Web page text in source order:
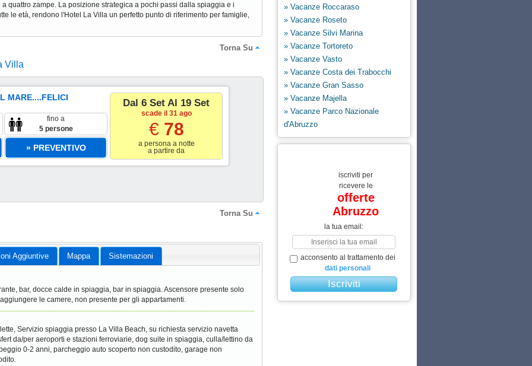
quattro zampe. La posizione strategica a pochi passi dalla spiaggia e i
le età, rendono l'Hotel La Villa un perfetto punto di riferimento per famiglie,
Torna Su
Villa
MARE....FELICI
fino a
5 persone
» PREVENTIVO
Dal 6 Set Al 19 Set
scade il 31 ago
€ 78
a persona a notte
a partire da
Torna Su
Aggiuntive Mappa Sistemazioni
bar, docce calde in spiaggia, bar in spiaggia. Ascensore presente solo
le camere, non presente per gli appartamenti.
Servizio spiaggia presso La Villa Beach, su richiesta servizio navetta
da/per aeroporti e stazioni ferroviarie, dog suite in spiaggia, culla/lettino da
0-2 anni, parcheggio auto scoperto non custodito, garage non
» Vacanze Roccaraso
» Vacanze Roseto
» Vacanze Silvi Marina
» Vacanze Tortoreto
» Vacanze Vasto
» Vacanze Costa dei Trabocchi
» Vacanze Gran Sasso
» Vacanze Majella
» Vacanze Parco Nazionale
d'Abruzzo
iscriviti per
ricevere le
offerte
Abruzzo
la tua email:
acconsento al trattamento dei
dati personali